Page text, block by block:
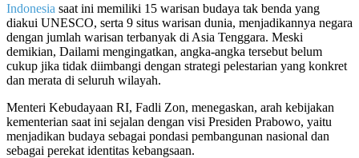
Indonesia saat ini memiliki 15 warisan budaya tak benda yang
diakui UNESCO, serta 9 situs warisan dunia, menjadikannya negara
dengan jumlah warisan terbanyak di Asia Tenggara. Meski
demikian, Dailami mengingatkan, angka-angka tersebut belum
cukup jika tidak diimbangi dengan strategi pelestarian yang konkret
dan merata di seluruh wilayah.
Menteri Kebudayaan RI, Fadli Zon, menegaskan, arah kebijakan
kementerian saat ini sejalan dengan visi Presiden Prabowo, yaitu
menjadikan budaya sebagai pondasi pembangunan nasional dan
sebagai perekat identitas kebangsaan.